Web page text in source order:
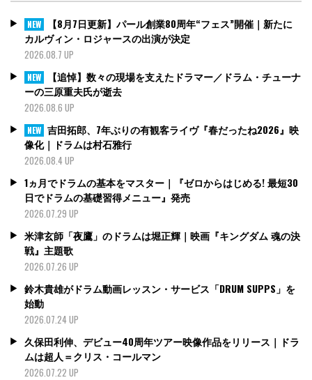
NEW
【8月7日更新】パール創業80周年“フェス”開催｜新たに
カルヴィン・ロジャースの出演が決定
2026.08.7 UP
NEW
【追悼】数々の現場を支えたドラマー／ドラム・チューナ
ーの三原重夫氏が逝去
2026.08.6 UP
NEW 吉田拓郎、7年ぶりの有観客ライヴ『春だったね2026』映
像化｜ドラムは村石雅行
2026.08.4 UP
1ヵ月でドラムの基本をマスター｜『ゼロからはじめる! 最短30
日でドラムの基礎習得メニュー』発売
2026.07.29 UP
米津玄師「夜鷹」のドラムは堀正輝｜映画『キングダム 魂の決
戦』主題歌
2026.07.26 UP
鈴木貴雄がドラム動画レッスン・サービス「DRUM SUPPS」を
始動
2026.07.24 UP
久保田利伸、デビュー40周年ツアー映像作品をリリース｜ドラ
ムは超人＝クリス・コールマン
2026.07.22 UP